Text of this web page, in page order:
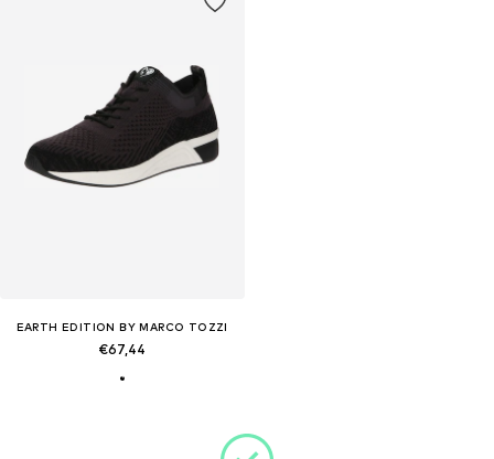
EARTH EDITION BY MARCO TOZZI
€67,44